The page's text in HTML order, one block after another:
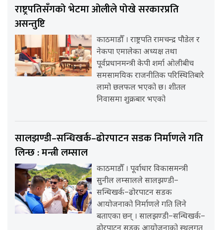
राष्ट्रपतिसँगको भेटमा ओलीले पोखे सरकारप्रति
असन्तुष्टि
काठमाडौँ । राष्ट्रपति रामचन्द्र पौडेल र
नेकपा एमालेका अध्यक्ष तथा
पूर्वप्रधानमन्त्री केपी शर्मा ओलीबीच
समसामयिक राजनीतिक परिस्थितिबारे
लामो छलफल भएको छ। शीतल
निवासमा शुक्रबार भएको
सालझण्डी–सन्धिखर्क–ढोरपाटन सडक निर्माणले गति
लिन्छ : मन्त्री लम्साल
काठमाडौँ । पूर्वाधार विकासमन्त्री
सुनील लम्सालले सालझण्डी–
सन्धिखर्क–ढोरपाटन सडक
आयोजनाको निर्माणले गति लिने
बताएका छन् । सालझण्डी–सन्धिखर्क–